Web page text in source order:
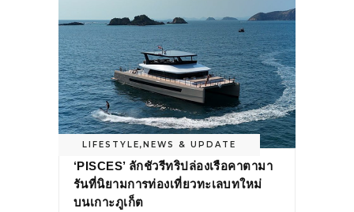
LIFESTYLE,NEWS & UPDATE
‘PISCES’ ลักชัวรีทริปล่องเรือคาตามา
รันที่นิยามการท่องเที่ยวทะเลบทใหม่
บนเกาะภูเก็ต